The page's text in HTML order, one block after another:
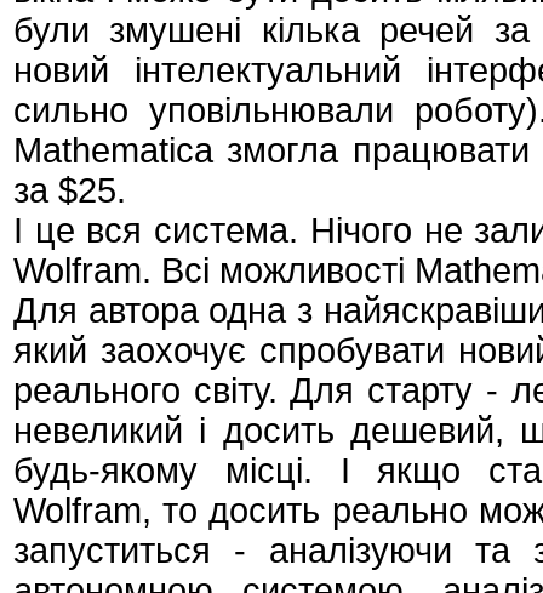
були змушені кілька речей
новий інтелектуальний
сильно уповільнювали
Mathematica змогла працювати
за $25.
І це вся система. Нічого не
Wolfram. Всі можливості
Для автора одна з
який заохочує спробувати
реального світу. Для старту -
невеликий і досить дешевий,
будь-якому місці. І якщо
Wolfram, то досить реально
запуститься - аналізуючи та